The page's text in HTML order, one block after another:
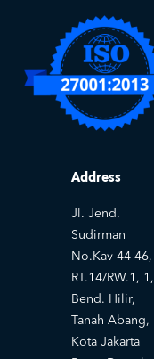
Address
Jl. Jend.
Sudirman
No.Kav 44-46,
RT.14/RW.1, 1,
Bend. Hilir,
Tanah Abang,
Kota Jakarta